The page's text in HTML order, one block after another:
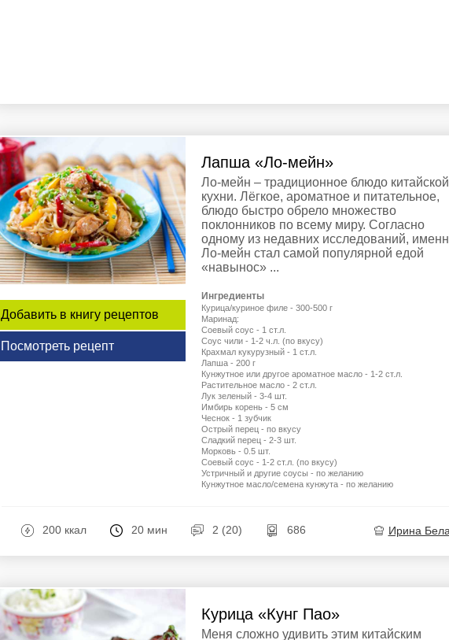
Добавить в книгу рецептов
Посмотреть рецепт
Лапша «Ло-мейн»
Ло-мейн – традиционное блюдо китайской
кухни. Лёгкое, ароматное и питательное,
блюдо быстро обрело множество
поклонников по всему миру. Согласно
одному из недавних исследований,
Ло-мейн стал самой популярной едой
«навынос» ...
Ингредиенты
Курица/куриное филе - 300-500 г
Маринад:
Соевый соус - 1 ст.л.
Соус чили - 1-2 ч.л. (по вкусу)
Крахмал кукурузный - 1 ст.л.
Лапша - 200 г
Кунжутное или другое ароматное масло - 1-2 ст.л.
Растительное масло - 2 ст.л.
Лук зеленый - 3-4 шт.
Имбирь корень - 5 см
Чеснок - 1 зубчик
Острый перец - по вкусу
Сладкий перец - 2-3 шт.
Морковь - 0.5 шт.
Соевый соус - 1-2 ст.л. (по вкусу)
Устричный и другие соусы - по желанию
Кунжутное масло/семена кунжута - по желанию
200 ккал 20 мин 2 (20) 686 Ирина
Курица «Кунг Пао»
Меня сложно удивить этим китайским